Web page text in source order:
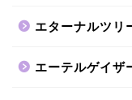
エターナルツリ
エーテルゲイザ